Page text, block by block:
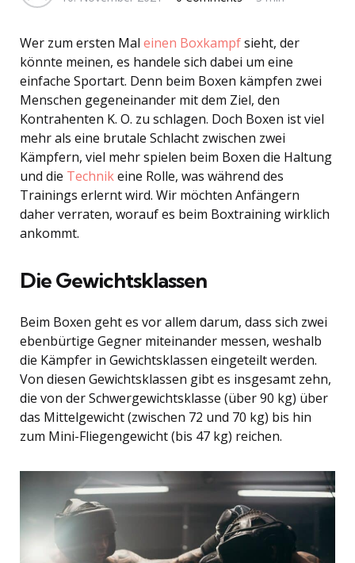
Wer zum ersten Mal einen Boxkampfsieht, der
könnte meinen, es handele sich dabei um eine
einfache Sportart. Denn beim Boxen kämpfen zwei
Menschen gegeneinander mit dem Ziel, den
Kontrahenten K. O. zu schlagen. Doch Boxen ist viel
mehr als eine brutale Schlacht zwischen zwei
Kämpfern, viel mehr spielen beim Boxen die Haltung
und die Technikeine Rolle, was während des
Trainings erlernt wird. Wir möchten Anfängern
daher verraten, worauf es beim Boxtraining wirklich
ankommt.
Die Gewichtsklassen
Beim Boxen geht es vor allem darum, dass sich zwei
ebenbürtige Gegner miteinander messen, weshalb
die Kämpfer in Gewichtsklassen eingeteilt werden.
Von diesen Gewichtsklassen gibt es insgesamt zehn,
die von der Schwergewichtsklasse (über 90 kg) über
das Mittelgewicht (zwischen 72 und 70 kg) bis hin
zum Mini-Fliegengewicht (bis 47 kg) reichen.